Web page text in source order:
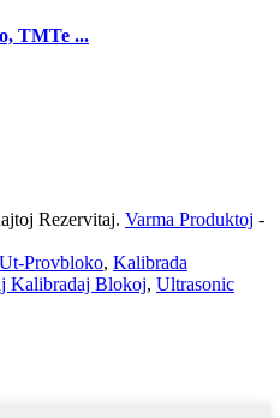
TMTe ...
Rezervitaj. Varma Produktoj -
Ut-Provbloko, Kalibrada
Kalibradaj Blokoj, Ultrasonic